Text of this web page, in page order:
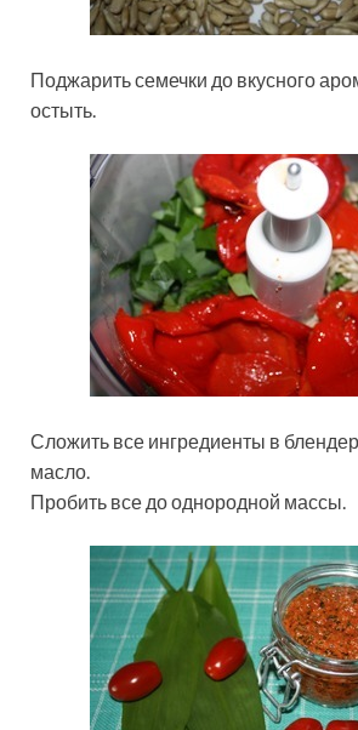
Поджарить семечки до вкусного
остыть.
Сложить все ингредиенты в
масло.
Пробить все до однородной массы.